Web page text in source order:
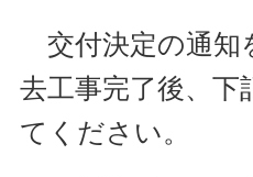
交付決定の通知
去工事完了後、下
てください。